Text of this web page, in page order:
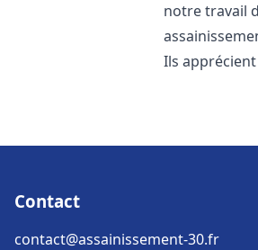
notre travail
Ils
Contact
contact@assainissement-30.fr